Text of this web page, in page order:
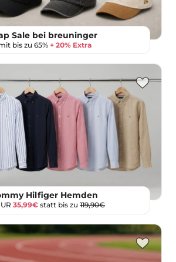
Sale bei breuninger
bis zu 65% + 20% Extra
Hilfiger Hemden
35,99€ statt bis zu 119,90€